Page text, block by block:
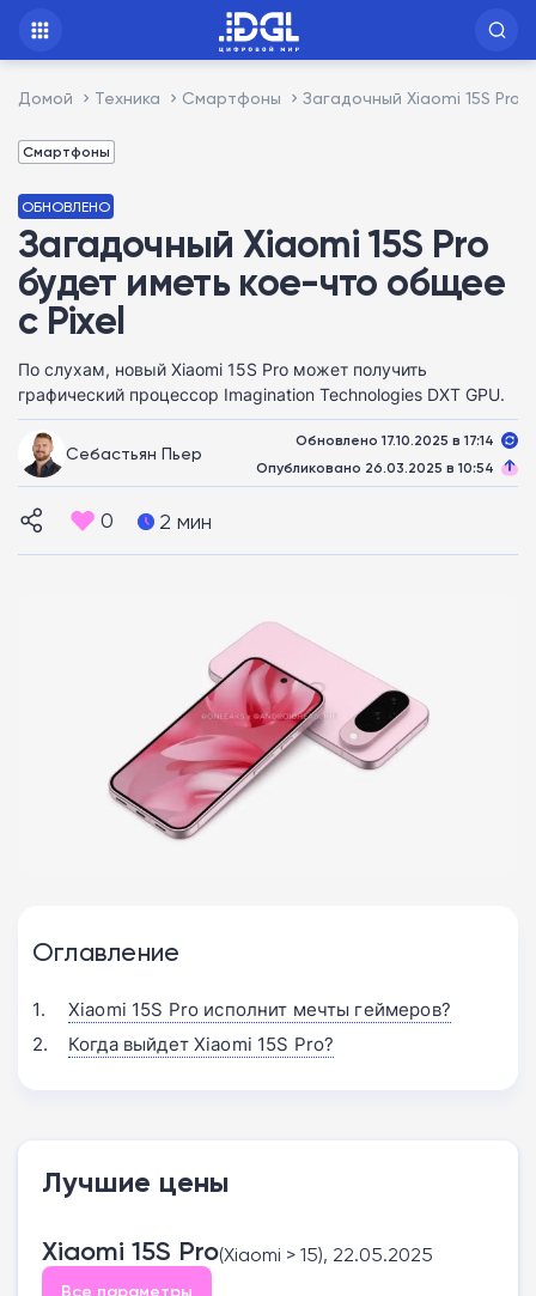
Домой Техника Смартфоны Загадочный Xiaomi 15S
Смартфоны
ОБНОВЛЕНО
Загадочный Xiaomi 15S Pro
будет иметь кое-что общее
с Pixel
По слухам, новый Xiaomi 15S Pro может получить
графический процессор Imagination Technologies DXT GPU.
Себастьян Пьер
Обновлено 17.10.2025 в 17:14
Опубликовано 26.03.2025 в 10:54
0 2 мин
Оглавление
Xiaomi 15S Pro исполнит мечты геймеров?
Когда выйдет Xiaomi 15S Pro?
Лучшие цены
Xiaomi 15S Pro(Xiaomi > 15), 22.05.2025
Все параметры